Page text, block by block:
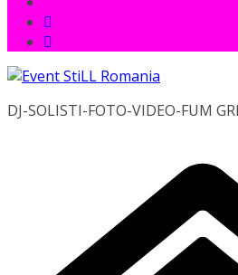
DJ-SOLISTI-FOTO-VIDEO-FUM